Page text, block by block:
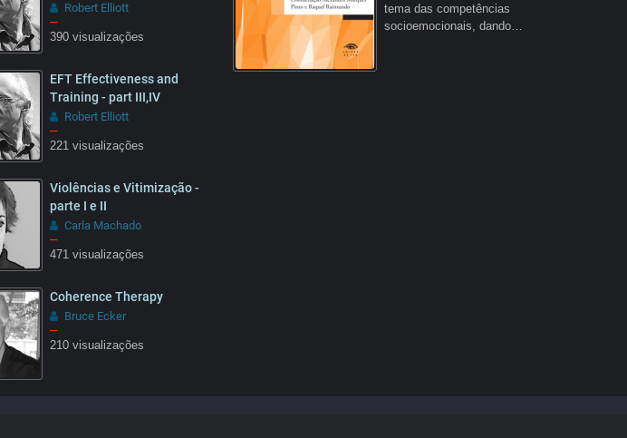
Robert Elliott
–
390 visualizações
EFT Effectiveness and
Training - part III,IV
Robert Elliott
–
221 visualizações
Violências e Vitimização -
parte I e II
Carla Machado
–
471 visualizações
Coherence Therapy
Bruce Ecker
–
210 visualizações
tema das competências
socioemocionais, dando…